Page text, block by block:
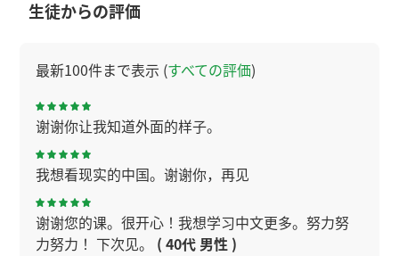
生徒からの評価
最新100件まで表示 (すべての評価)
谢谢你让我知道外面的样子。
我想看现实的中国。谢谢你，再见
谢谢您的课。很开心！我想学习中文更多。努力努
力努力！ 下次见。 ( 40代 男性 )